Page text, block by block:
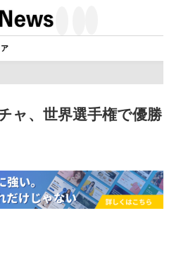
ャ、世界選手権で優勝